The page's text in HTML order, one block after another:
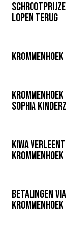
lopen terug
Sophia
Kiwa
Betalingen